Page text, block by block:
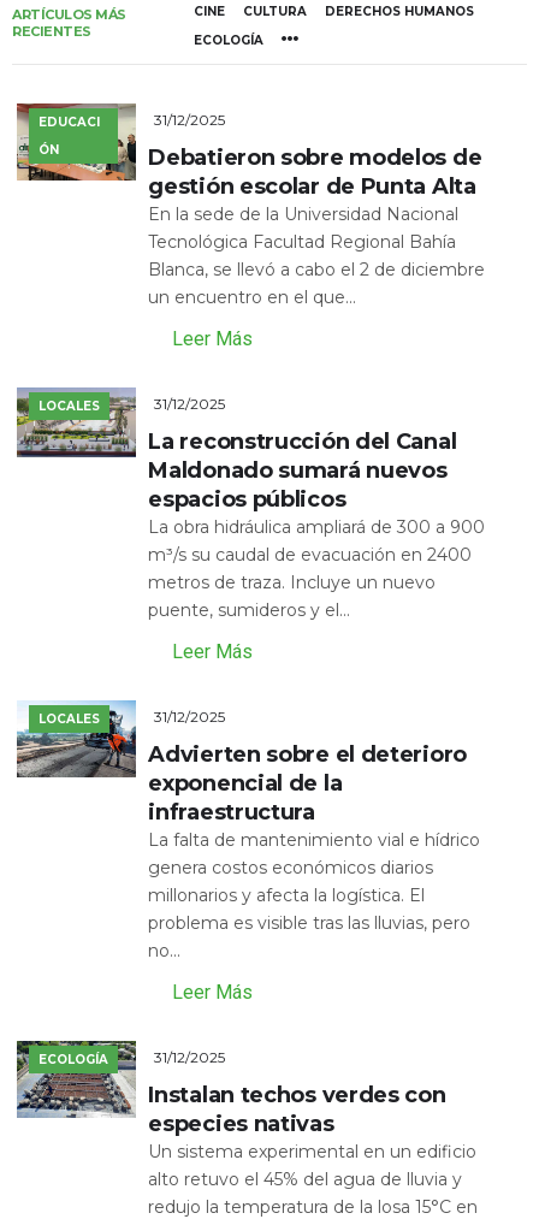
ARTÍCULOS MÁS
RECIENTES
CINE CULTURA
DERECHOS HUMANOS
ECOLOGÍA
EDUCACI
ÓN
31/12/2025
Debatieron sobre modelos de
gestión escolar de Punta Alta
En la sede de la Universidad Nacional
Tecnológica Facultad Regional Bahía
Blanca, se llevó a cabo el 2 de diciembre
un encuentro en el que...
Leer Más
LOCALES 31/12/2025
La reconstrucción del Canal
Maldonado sumará nuevos
espacios públicos
La obra hidráulica ampliará de 300 a 900
m³/s su caudal de evacuación en 2400
metros de traza. Incluye un nuevo
puente, sumideros y el...
Leer Más
LOCALES 31/12/2025
Advierten sobre el deterioro
exponencial de la
infraestructura
La falta de mantenimiento vial e hídrico
genera costos económicos diarios
millonarios y afecta la logística. El
problema es visible tras las lluvias, pero
no...
Leer Más
ECOLOGÍA 31/12/2025
Instalan techos verdes con
especies nativas
Un sistema experimental en un edificio
alto retuvo el 45% del agua de lluvia y
redujo la temperatura de la losa 15°C en